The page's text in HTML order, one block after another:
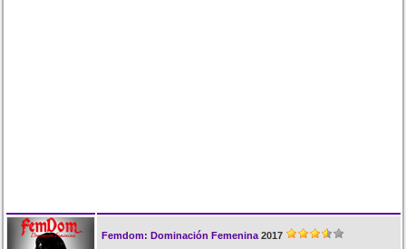
Femdom: Dominación Femenina 2017